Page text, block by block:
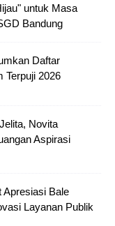
untuk Masa
Bandung
Daftar
Terpuji 2026
Novita
Aspirasi
Apresiasi Bale
Layanan Publik